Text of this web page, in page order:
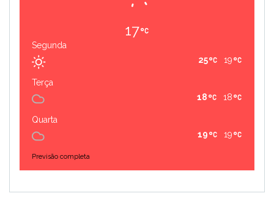
17
Segunda
19
25
Terça
18
18
Quarta
19
19
Previsão completa